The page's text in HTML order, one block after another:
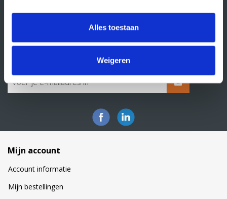
Alles toestaan
Weigeren
Privacy statement
Nieuwsbrief
Schrijf je in voor onze nieuwsbrief
Mijn account
Account informatie
Mijn bestellingen